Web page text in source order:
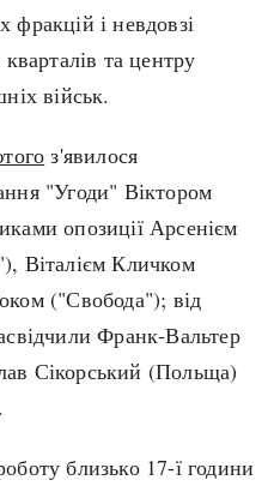
фракцій і невдовзі
та центру
військ.
з'явилося
"Угоди" Віктором
опозиції Арсенієм
Віталієм Кличком
("Свобода"); від
Франк-Вальтер
Сікорський (Польща)
близько 17-ї години